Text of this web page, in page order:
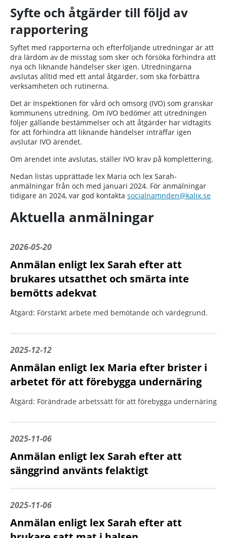
Syfte och åtgärder till följd av
rapportering
Syftet med rapporterna och efterföljande utredningar är att
dra lärdom av de misstag som sker och försöka förhindra att
nya och liknande händelser sker igen. Utredningarna
avslutas alltid med ett antal åtgärder, som ska förbättra
verksamheten och rutinerna.
Det är Inspektionen för vård och omsorg (IVO) som granskar
kommunens utredning. Om IVO bedömer att utredningen
följer gällande bestämmelser och att åtgärder har vidtagits
för att förhindra att liknande händelser inträffar igen
avslutar IVO ärendet.
Om ärendet inte avslutas, ställer IVO krav på komplettering.
Nedan listas upprättade lex Maria och lex Sarah-
anmälningar från och med januari 2024. För anmälningar
tidigare än 2024, var god kontakta socialnamnden@kalix.se
Aktuella anmälningar
2026-05-20
Anmälan enligt lex Sarah efter att
brukares utsatthet och smärta inte
bemötts adekvat
Åtgärd: Förstärkt arbete med bemötande och värdegrund.
2025-12-12
Anmälan enligt lex Maria efter brister i
arbetet för att förebygga undernäring
Åtgärd: Förändrade arbetssätt för att förebygga undernäring
2025-11-06
Anmälan enligt lex Sarah efter att
sänggrind använts felaktigt
2025-11-06
Anmälan enligt lex Sarah efter att